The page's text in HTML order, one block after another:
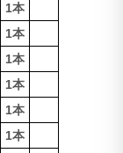
1本
1本
1本
1本
1本
1本